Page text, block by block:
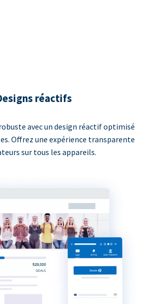
réactifs
avec un design réactif optimisé
Offrez une expérience transparente
sur tous les appareils.